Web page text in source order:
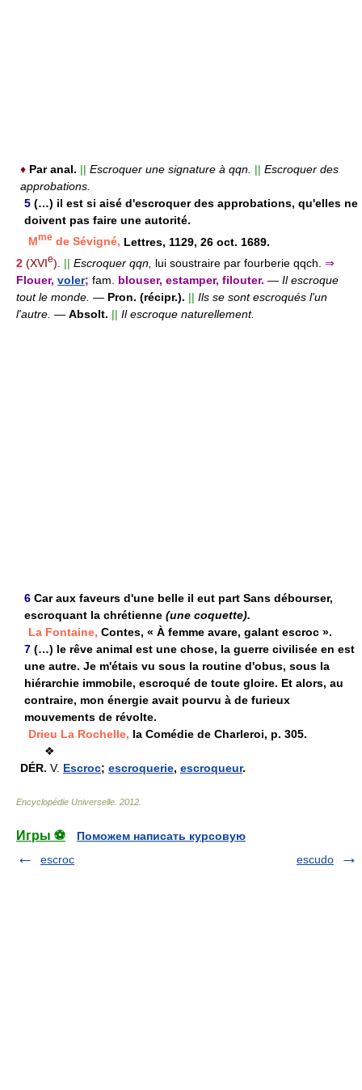
♦ Par anal. || Escroquer une signature à qqn. || Escroquer des
approbations.
5 (…) il est si aisé d'escroquer des approbations, qu'elles ne
doivent pas faire une autorité.
Mme de Sévigné, Lettres, 1129, 26 oct. 1689.
2 (XVIe). || Escroquer qqn, lui soustraire par fourberie qqch. ⇒
Flouer, voler; fam. blouser, estamper, filouter. — Il escroque
tout le monde. — Pron. (récipr.). || Ils se sont escroqués l'un
l'autre. — Absolt. || Il escroque naturellement.
6 Car aux faveurs d'une belle il eut part Sans débourser,
escroquant la chrétienne (une coquette).
La Fontaine, Contes, « À femme avare, galant escroc ».
7 (…) le rêve animal est une chose, la guerre civilisée en est
une autre. Je m'étais vu sous la routine d'obus, sous la
hiérarchie immobile, escroqué de toute gloire. Et alors, au
contraire, mon énergie avait pourvu à de furieux
mouvements de révolte.
Drieu La Rochelle, la Comédie de Charleroi, p. 305.
❖
DÉR. V. Escroc; escroquerie, escroqueur.
Encyclopédie Universelle 2012
Игры ⚽
Поможем написать курсовую
escroc
escudo